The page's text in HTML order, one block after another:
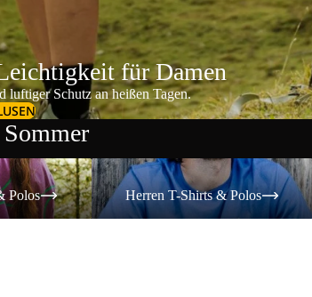
für Damen
luftiger Schutz an heißen Tagen.
Polos
Herren T-Shirts & Polos
Herren T-Shirts & Polos